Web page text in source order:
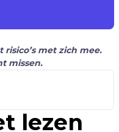
met zich mee.
missen.
lezen